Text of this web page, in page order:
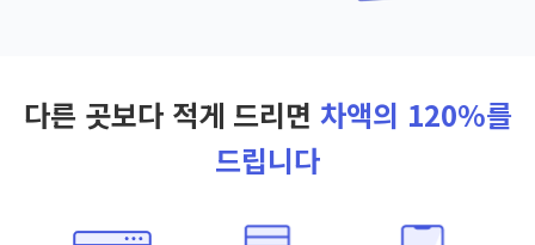
다른 곳보다 적게 드리면 차액의 120%를
드립니다